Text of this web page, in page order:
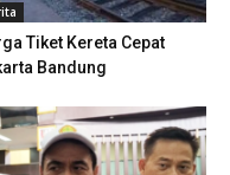
Tiket Kereta Cepat
Bandung